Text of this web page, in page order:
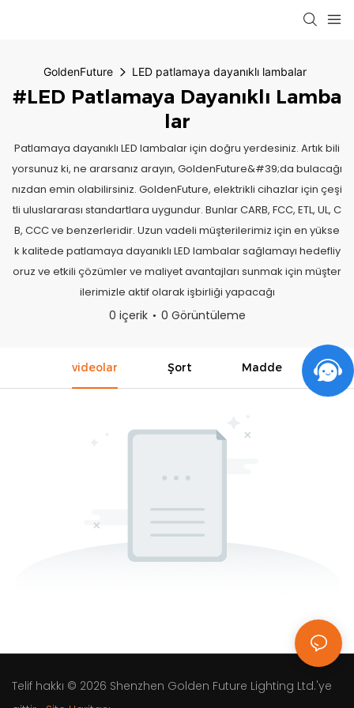
GoldenFuture LED patlamaya dayanıklı lambalar
#LED Patlamaya Dayanıklı Lamba
Lar
Patlamaya dayanıklı LED lambalar için doğru yerdesiniz. Artık bili
yorsunuz ki, ne ararsanız arayın, GoldenFuture&#39;da bulacağı
nızdan emin olabilirsiniz. GoldenFuture, elektrikli cihazlar için çeşi
tli uluslararası standartlara uygundur. Bunlar CARB, FCC, ETL, UL, C
B, CCC ve benzerleridir. Uzun vadeli müşterilerimiz için en yükse
k kalitede patlamaya dayanıklı LED lambalar sağlamayı hedefliy
oruz ve etkili çözümler ve maliyet avantajları sunmak için müşter
ilerimizle aktif olarak işbirliği yapacağı
0 içerik 0 Görüntüleme
videolar Şort Madde
Telif hakkı © 2026 Shenzhen Golden Future Lighting Ltd.'ye